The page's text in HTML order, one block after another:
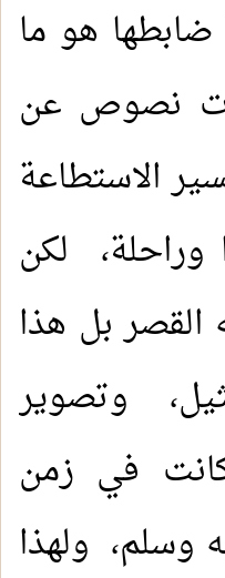
ضابطها هو ما
نصوص عن
الاستطاعة
وراحلة، لكن
بل هذا
وتصوير
في زمن
وسلم، ولهذا